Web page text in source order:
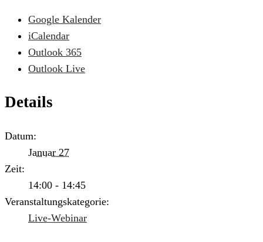
Google Kalender
iCalendar
Outlook 365
Outlook Live
Details
Datum:
Januar 27
Zeit:
14:00 - 14:45
Veranstaltungskategorie:
Live-Webinar